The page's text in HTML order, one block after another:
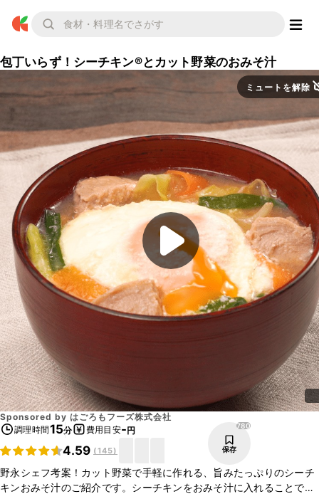
包丁いらず！シーチキン®︎とカット野菜のおみそ汁
ミュートを解除
Sponsored by はごろもフーズ株式会社
調理時間15分 費用目安-円
4.59 (145)
780
保存
野永シェフ考案！カット野菜で手軽に作れる、旨みたっぷりのシーチ
キンおみそ汁のご紹介です。シーチキンをおみそ汁に入れることで、